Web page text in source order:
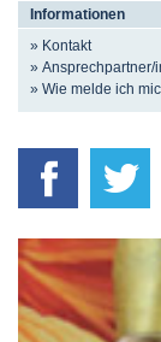
Informationen
» Kontakt
» Ansprechpartner/
» Wie melde ich